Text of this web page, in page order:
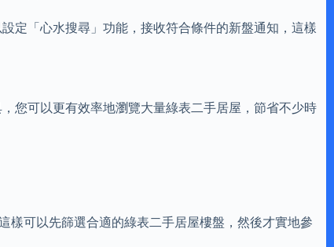
定「心水搜尋」功能，接收符合條件的新盤通知，這樣
您可以更有效率地瀏覽大量綠表二手居屋，節省不少時
樣可以先篩選合適的綠表二手居屋樓盤，然後才實地參